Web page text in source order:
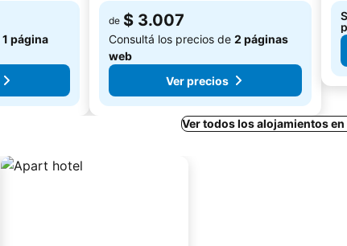
1 página
de $ 3.007
Consultá los precios de 2 páginas
web
Ver precios
Ver todos los alojamientos